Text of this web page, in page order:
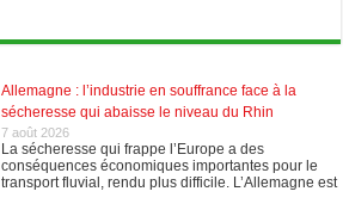
Allemagne : l’industrie en souffrance face à la
sécheresse qui abaisse le niveau du Rhin
7 août 2026
La sécheresse qui frappe l’Europe a des
conséquences économiques importantes pour le
transport fluvial, rendu plus difficile. L’Allemagne est